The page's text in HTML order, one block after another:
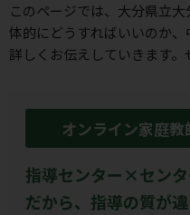
このページでは、大分県立
体的にどうすればいいのか、
詳しくお伝えしていきます。
オンライン家庭
指導センター×センタ
だから、指導の質が違